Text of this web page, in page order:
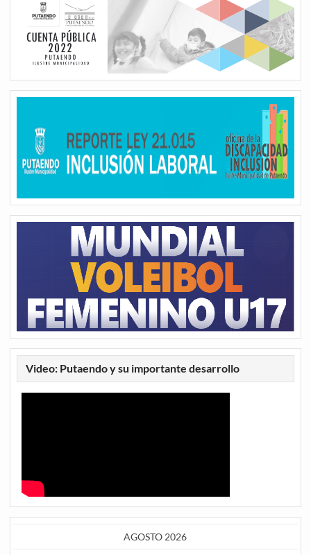
Video: Putaendo y su importante desarrollo
AGOSTO 2026